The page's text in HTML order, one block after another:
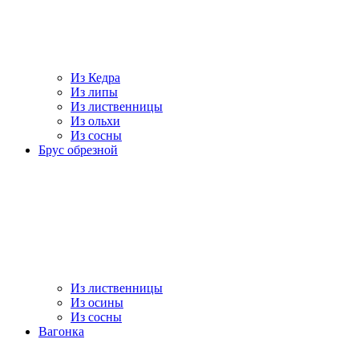
Из Кедра
Из липы
Из лиственницы
Из ольхи
Из сосны
Брус обрезной
Из лиственницы
Из осины
Из сосны
Вагонка